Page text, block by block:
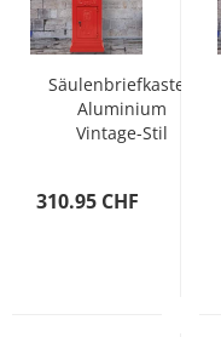
Säulenbriefkasten
Aluminium
Vintage-Stil
310.95 CHF